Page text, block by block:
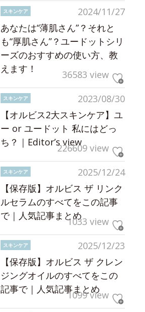
2024/11/27
スキンケア
あなたは“薄肌さん”？それと
も“厚肌さん”？ユードットシリ
ーズのおすすめの使い方、教
えます！
36583 view
2023/08/30
スキンケア
【オルビス2大スキンケア】ユ
ー or ユードット 私にはどっ
ち？｜Editor’s view226609 view
2025/12/24
スキンケア
【保存版】オルビス ザ リンク
ルセラムのすべてをこの記事
で｜人気記事まとめ1033 view
2025/12/23
スキンケア
【保存版】オルビス ザ クレン
ジングオイルのすべてをこの
記事で｜人気記事まとめ
1099 view